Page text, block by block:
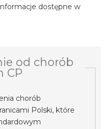
dostępne w
od chorób
CP
chorób
Polski, które